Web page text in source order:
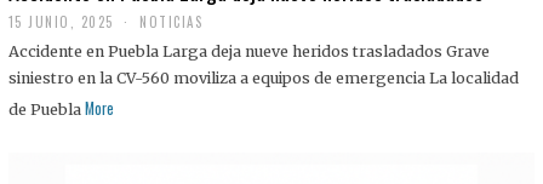
15 JUNIO, 2025 NOTICIAS
Accidente en Puebla Larga deja nueve heridos trasladados Grave
siniestro en la CV-560 moviliza a equipos de emergencia La localidad
de Puebla More